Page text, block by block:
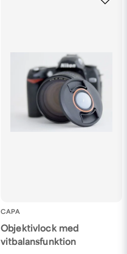
CAPA
Objektivlock med
vitbalansfunktion